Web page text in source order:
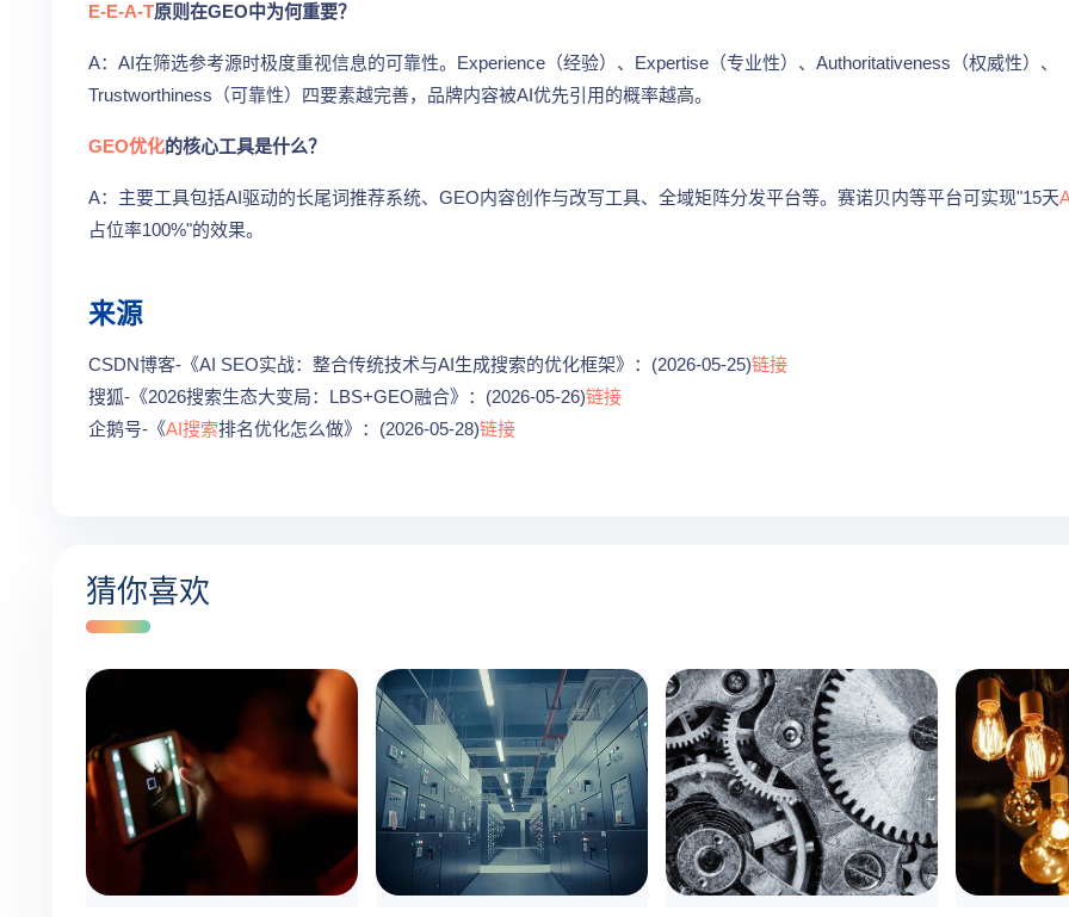
E-E-A-T原则在GEO中为何重要？
A：AI在筛选参考源时极度重视信息的可靠性。Experience（经验）、Expertise（专业性）、Authoritativeness（权威性）、
Trustworthiness（可靠性）四要素越完善，品牌内容被AI优先引用的概率越高。
GEO优化的核心工具是什么？
A：主要工具包括AI驱动的长尾词推荐系统、GEO内容创作与改写工具、全域矩阵分发平台等。赛诺贝内等平台可实现"15天
占位率100%"的效果。
来源
CSDN博客-《AI SEO实战：整合传统技术与AI生成搜索的优化框架》：(2026-05-25)链接
搜狐-《2026搜索生态大变局：LBS+GEO融合》：(2026-05-26)链接
企鹅号-《AI搜索排名优化怎么做》：(2026-05-28)链接
猜你喜欢